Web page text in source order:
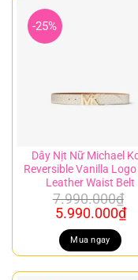
-25%
Dây Nịt Nữ Michael
Reversible Vanilla
Leather Waist Belt
7.990.000₫
Giá
gốc
là:
7.990.000₫.
5.990.000₫Giá
Mua ngay